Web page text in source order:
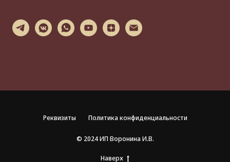
Реквизиты Политика конфиденциальности
© 2024 ИП Воронина И.В.
Наверх